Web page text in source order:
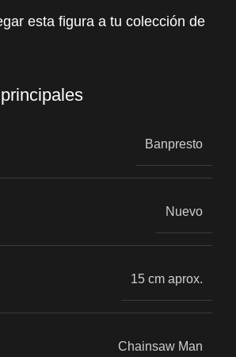
esta figura a tu colección de
Banpresto
Nuevo
15 cm aprox.
Chainsaw Man